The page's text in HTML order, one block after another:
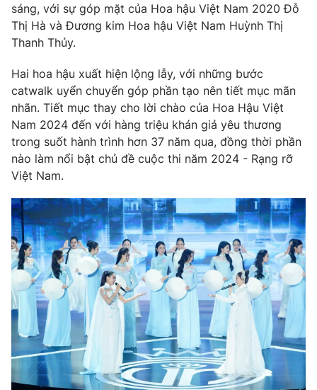
sáng, với sự góp mặt của Hoa hậu Việt Nam 2020 Đỗ
Thị Hà và Đương kim Hoa hậu Việt Nam Huỳnh Thị
Thanh Thủy.
Hai hoa hậu xuất hiện lộng lẫy, với những bước
catwalk uyển chuyển góp phần tạo nên tiết mục mãn
nhãn. Tiết mục thay cho lời chào của Hoa Hậu Việt
Nam 2024 đến với hàng triệu khán giả yêu thương
trong suốt hành trình hơn 37 năm qua, đồng thời phần
nào làm nổi bật chủ đề cuộc thi năm 2024 - Rạng rỡ
Việt Nam.